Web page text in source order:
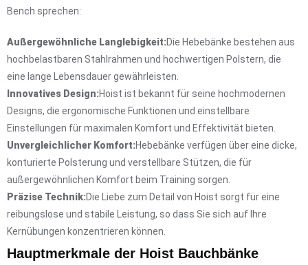
Bench sprechen:
Außergewöhnliche Langlebigkeit:Die Hebebänke bestehen aus
hochbelastbaren Stahlrahmen und hochwertigen Polstern, die
eine lange Lebensdauer gewährleisten.
Innovatives Design:Hoist ist bekannt für seine hochmodernen
Designs, die ergonomische Funktionen und einstellbare
Einstellungen für maximalen Komfort und Effektivität bieten.
Unvergleichlicher Komfort:Hebebänke verfügen über eine dicke,
konturierte Polsterung und verstellbare Stützen, die für
außergewöhnlichen Komfort beim Training sorgen.
Präzise Technik:Die Liebe zum Detail von Hoist sorgt für eine
reibungslose und stabile Leistung, so dass Sie sich auf Ihre
Kernübungen konzentrieren können.
Hauptmerkmale der Hoist Bauchbänke